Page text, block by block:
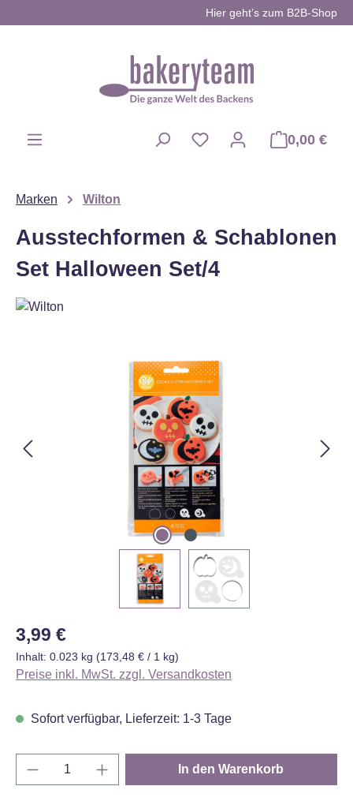
Hier geht’s zum B2B-Shop
0,00 €
Marken Wilton
Ausstechformen & Schablonen
Set Halloween Set/4
Regulärer Preis:
3,99 €
Inhalt: 0.023 kg (173,48 € / 1 kg)
Preise inkl. MwSt. zzgl. Versandkosten
Sofort verfügbar, Lieferzeit: 1-3 Tage
Produkt Anzahl: Gib den gewünschten
In den Warenkorb